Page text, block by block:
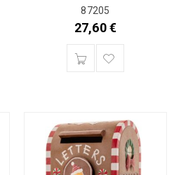
87205
27,60€